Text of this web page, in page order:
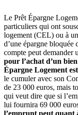
Le Prêt Épargne
particuliers qui ont
logement (CEL) ou à
d’une épargne bloquée
compte peut demander
pour l’achat d’un
Épargne Logement
le cumuler avec son
de 23 000 euros, mais
qui veut dire que si
lui fournira 69 000